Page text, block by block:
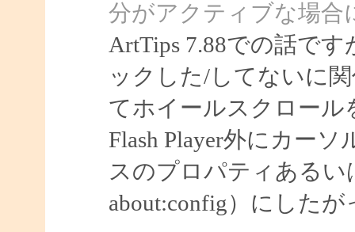
分がアクティブな場合
ArtTips 7.88での話です
ックした/してないに
てホイールスクロール
Flash Player外にカー
スのプロパティあるい
about:config）にした